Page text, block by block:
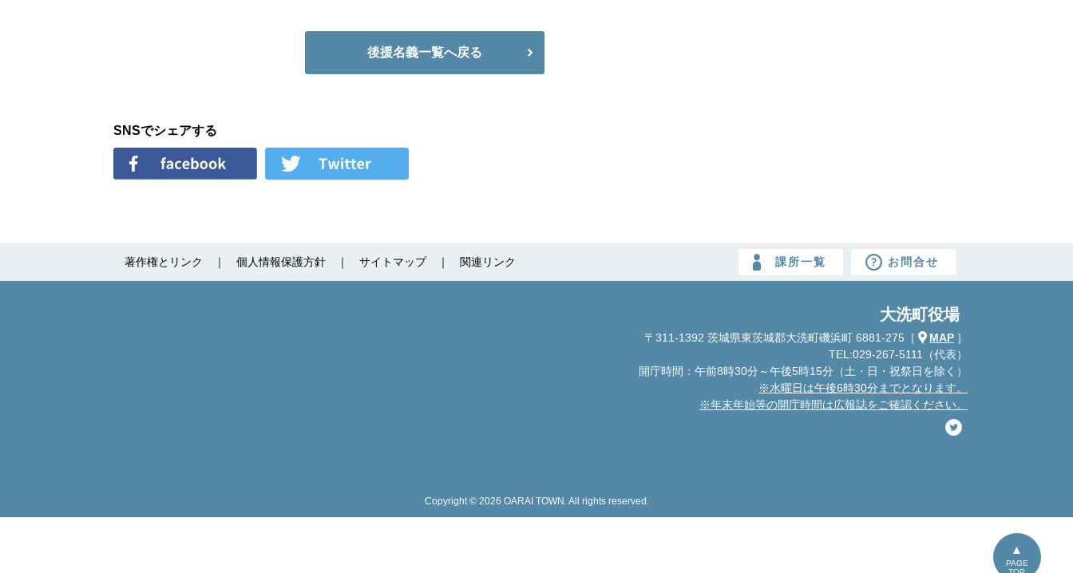
後援名義一覧へ戻る
SNSでシェアする
PAGE
著作権とリンク 個人情報保護方針 サイトマップ 関連リンク 課所一覧 お問合せ
大洗町役場
〒311-1392 茨城県東茨城郡大洗町磯浜町 6881-275 ［ MAP ］
TEL:029-267-5111（代表）
開庁時間：午前8時30分～午後5時15分 （土・日・祝祭日を除く）
※水曜日は午後6時30分までとなります。
※年末年始等の開庁時間は広報誌をご確認ください。
Copyright © 2026 OARAI TOWN. All rights reserved.